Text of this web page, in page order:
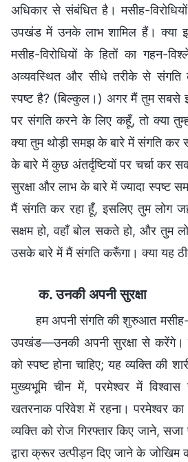
अधिकार से संबंधित है। मसीह-
उपखंड में उनके लाभ शामिल हैं। क्या
मसीह-विरोधियों के हितों का गहन-
अव्यवस्थित और सीधे तरीके से संगति
स्पष्ट है? (बिल्कुल।) अगर मैं तुम सबसे
पर संगति करने के लिए कहूँ, तो क्या
क्या तुम थोड़ी समझ के बारे में संगति
के बारे में कुछ अंतर्दृष्टियों पर चर्चा कर
सुरक्षा और लाभ के बारे में ज्यादा स्पष्ट
मैं संगति कर रहा हूँ, इसलिए तुम लोग
सक्षम हो, वहाँ बोल सकते हो, और तुम
उसके बारे में मैं संगति करूँगा। क्या यह
क. उनकी अपनी सुरक्षा
हम अपनी संगति की शुरुआत मसीह-
उपखंड—उनकी अपनी सुरक्षा से
को स्पष्ट होना चाहिए; यह व्यक्ति की
मुख्यभूमि चीन में, परमेश्वर में
खतरनाक परिवेश में रहना। परमेश्वर
व्यक्ति को रोज गिरफ्तार किए जाने,
द्वारा क्रूर उत्पीड़न दिए जाने के जोखिम